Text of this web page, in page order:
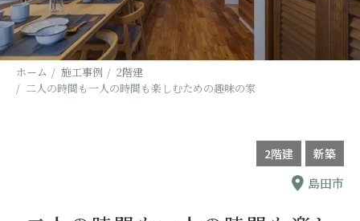
ホーム 施工事例
2階建
二人の時間も一人の時間も楽しむための趣味の家
2階建 新築
島田市